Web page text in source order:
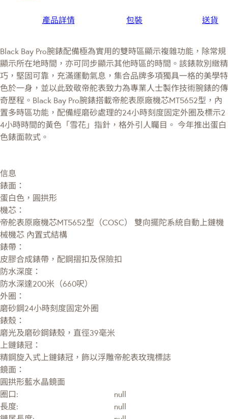
產品詳情 包裝 送貨
Black Bay Pro腕錶配備極為實用的雙時區顯示複雜功能，除常規
顯示所在地時間，亦可同步顯示其他時區的時間。該錶款別緻精
巧，堅固可靠，充滿運動氣息，集合品牌多項獨具一格的美學特
色於一身，並以此致敬帝舵表致力為專業人士製作技術腕錶的傳
奇歷程。Black Bay Pro腕錶搭載帝舵表原廠機芯MT5652型，內
置多時區功能，配備經磨砂處理的24小時刻度固定外圈及標示2
4小時時間的黃色「雪花」指針，格外引人矚目。 今年推出蛋白
色錶面款式。
信息
錶面：
蛋白色，圓拱形
機芯：
帝舵表原廠機芯MT5652型（COSC） 雙向擺陀系統自動上鏈機
械機芯 內置式結構
錶帶：
皮膠合成錶帶，配鋼摺扣及保險扣
防水深度：
防水深達200米（660呎）
外圈：
磨砂鋼24小時刻度固定外圈
錶殼：
磨光及磨砂鋼錶殼，直徑39毫米
上鏈錶冠：
精鋼旋入式上鏈錶冠，飾以浮雕帝舵表玫瑰標誌
鏡面：
圓拱形藍水晶鏡面
圈口:
null
長度:
null